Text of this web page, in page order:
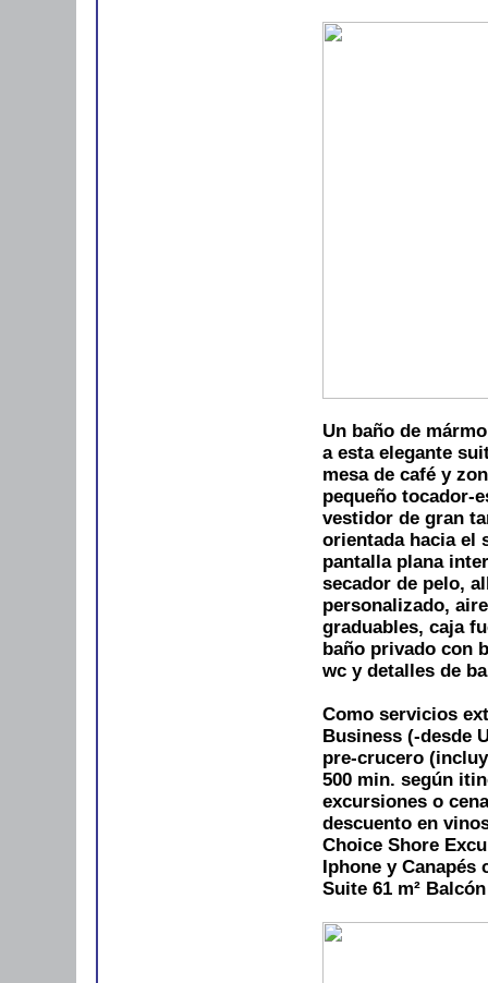
Un baño de
a esta elegante
mesa de café y
pequeño tocador-
vestidor de gran
orientada hacia el
pantalla plana
secador de pelo,
personalizado,
graduables, caja
baño privado con
wc y detalles de
Como servicios
Business (-desde
pre-crucero
500 min. según
excursiones o
descuento en
Choice Shore
Iphone y Canapés
Suite 61 m² Balcón